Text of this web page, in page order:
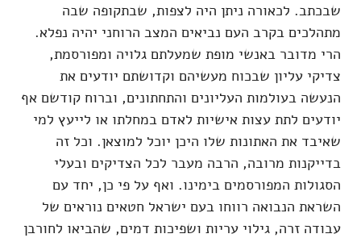
שבכתב. לכאורה ניתן היה לצפות, שבתקופה שבה
מתהלכים בקרב העם נביאים המצב הרוחני יהיה נפלא.
הרי מדובר באנשי מופת שמעלתם גלויה ומפורסמת,
צדיקי עליון שבכוח מעשיהם וקדושתם יודעים את
הנעשה בעולמות העליונים והתחתונים, וברוח קודשם אף
יודעים לתת עצות אישיות לאדם במחלתו או לייעץ למי
שאיבד את האתונות שלו היכן יוכל למוצאן. וכל זה
בדייקנות מרובה, הרבה מעבר לכל הצדיקים ובעלי
הסגולות המפורסמים בימינו. ואף על פי כן, יחד עם
השראת הנבואה רווחו בעם ישראל חטאים נוראים של
עבודה זרה, גילוי עריות ושפיכות דמים, שהביאו לחורבן